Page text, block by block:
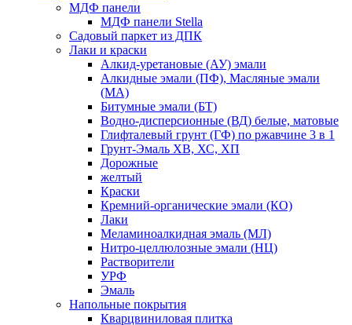
МДФ панели
МДФ панели Stella
Садовый паркет из ДПК
Лаки и краски
Алкид-уретановые (АУ) эмали
Алкидные эмали (ПФ), Масляные эмали
(МА)
Битумные эмали (БТ)
Водно-дисперсионные (ВД) белые, матовые
Глифталевый грунт (ГФ) по ржавчине 3 в 1
Грунт-Эмаль ХВ, ХС, ХП
Дорожные
желтый
Краски
Кремний-органические эмали (КО)
Лаки
Меламиноалкидная эмаль (МЛ)
Нитро-целлюлозные эмали (НЦ)
Растворители
УРФ
Эмаль
Напольные покрытия
Кварцвиниловая плитка